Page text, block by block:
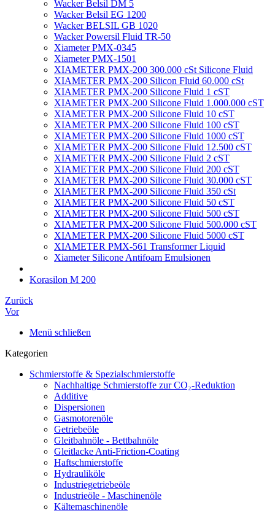
Wacker Belsil DM 5
Wacker Belsil EG 1200
Wacker BELSIL GB 1020
Wacker Powersil Fluid TR-50
Xiameter PMX-0345
Xiameter PMX-1501
XIAMETER PMX-200 300.000 cSt Silicone Fluid
XIAMETER PMX-200 Silicon Fluid 60.000 cSt
XIAMETER PMX-200 Silicone Fluid 1 cST
XIAMETER PMX-200 Silicone Fluid 1.000.000 cST
XIAMETER PMX-200 Silicone Fluid 10 cST
XIAMETER PMX-200 Silicone Fluid 100 cST
XIAMETER PMX-200 Silicone Fluid 1000 cST
XIAMETER PMX-200 Silicone Fluid 12.500 cST
XIAMETER PMX-200 Silicone Fluid 2 cST
XIAMETER PMX-200 Silicone Fluid 200 cST
XIAMETER PMX-200 Silicone Fluid 30.000 cST
XIAMETER PMX-200 Silicone Fluid 350 cSt
XIAMETER PMX-200 Silicone Fluid 50 cST
XIAMETER PMX-200 Silicone Fluid 500 cST
XIAMETER PMX-200 Silicone Fluid 500.000 cST
XIAMETER PMX-200 Silicone Fluid 5000 cST
XIAMETER PMX-561 Transformer Liquid
Xiameter Silicone Antifoam Emulsionen
Korasilon M 200
Zurück
Vor
Menü schließen
Kategorien
Schmierstoffe & Spezialschmierstoffe
Nachhaltige Schmierstoffe zur CO₂-Reduktion
Additive
Dispersionen
Gasmotorenöle
Getriebeöle
Gleitbahnöle - Bettbahnöle
Gleitlacke Anti-Friction-Coating
Haftschmierstoffe
Hydrauliköle
Industriegetriebeöle
Industrieöle - Maschinenöle
Kältemaschinenöle